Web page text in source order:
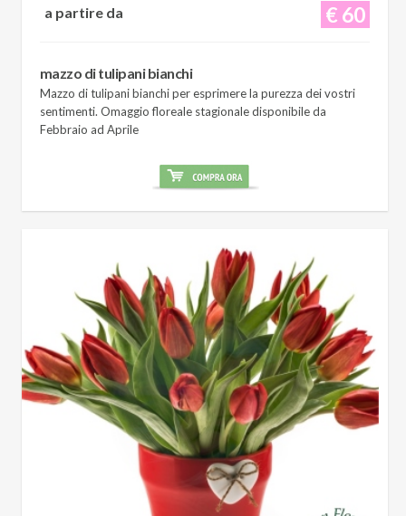
€ 60
a partire da
mazzo di tulipani bianchi
Mazzo di tulipani bianchi per esprimere la purezza dei vostri
sentimenti. Omaggio floreale stagionale disponibile da
Febbraio ad Aprile